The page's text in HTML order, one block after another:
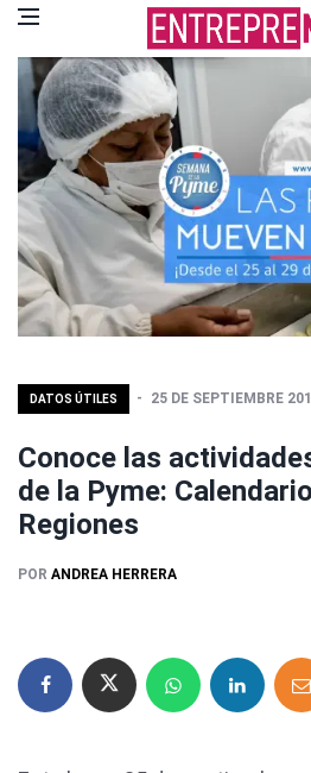
DATOS ÚTILES 25 DE SEPTIEMBRE
Conoce las
de la Pyme:
Regiones
POR ANDREA HERRERA